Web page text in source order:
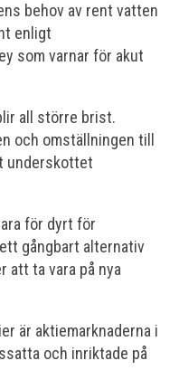
behov av rent vatten
enligt
som varnar för akut
all större brist.
och omställningen till
underskottet
för dyrt för
gångbart alternativ
att ta vara på nya
är aktiemarknaderna i
och inriktade på